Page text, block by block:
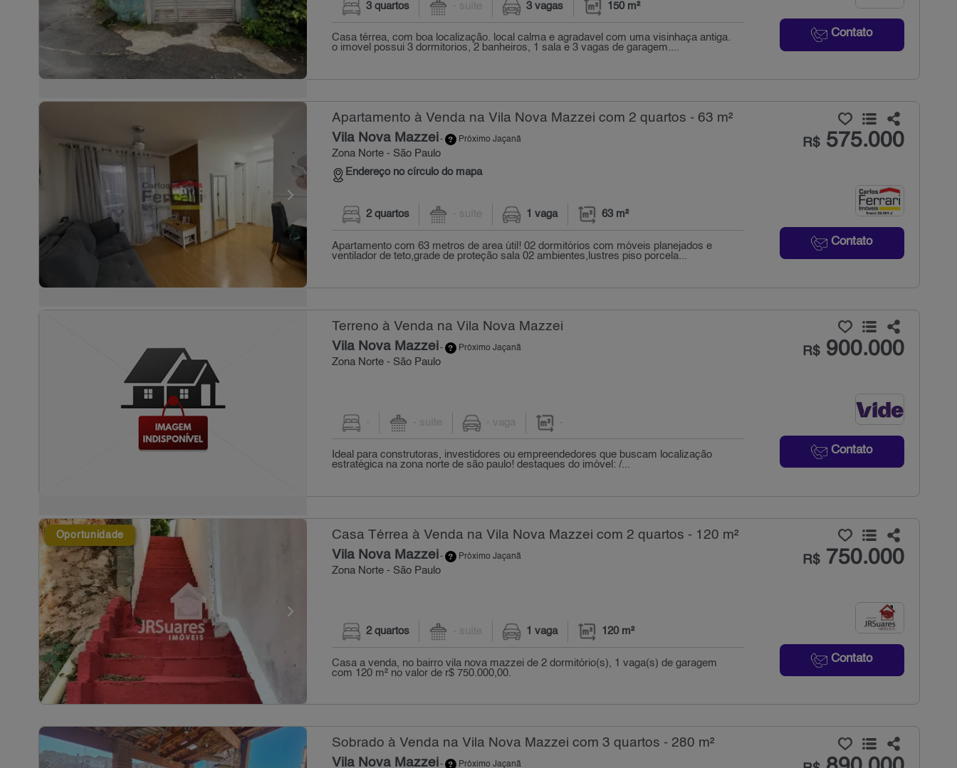
Contato
3 quartos - suíte 3 vagas 150 m²
Casa térrea, com boa localização. local calma e agradavel com uma visinhaça antiga.
o imovel possui 3 dormitorios, 2 banheiros, 1 sala e 3 vagas de garagem....
Apartamento à Venda na Vila Nova Mazzei com 2 quartos - 63 m²
Vila Nova Mazzei- Próximo Jaçanã
Zona Norte - São Paulo
Endereço no círculo do mapa
R$575.000
Contato
2 quartos - suíte 1 vaga 63 m²
Apartamento com 63 metros de area útil! 02 dormitórios com móveis planejados e
ventilador de teto,grade de proteção sala 02 ambientes,lustres piso porcela...
Terreno à Venda na Vila Nova Mazzei
Vila Nova Mazzei- Próximo Jaçanã
Zona Norte - São Paulo
R$900.000
Contato
- - suíte - vaga -
Ideal para construtoras, investidores ou empreendedores que buscam localização
estratégica na zona norte de são paulo! destaques do imóvel: /...
Oportunidade Casa Térrea à Venda na Vila Nova Mazzei com 2 quartos - 120 m²
Vila Nova Mazzei- Próximo Jaçanã
Zona Norte - São Paulo
R$750.000
Contato
2 quartos - suíte 1 vaga 120 m²
Casa a venda, no bairro vila nova mazzei de 2 dormitório(s), 1 vaga(s) de garagem
com 120 m² no valor de r$ 750.000,00.
Sobrado à Venda na Vila Nova Mazzei com 3 quartos - 280 m²
Vila Nova Mazzei - Próximo Jaçanã